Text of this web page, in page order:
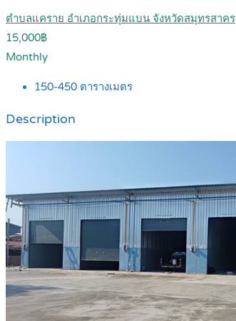
ตำบลแคราย อำเภอกระทุ่มแบน จังหวัดสมุทรสาคร
15,000฿
Monthly
150-450 ตารางเมตร
Description